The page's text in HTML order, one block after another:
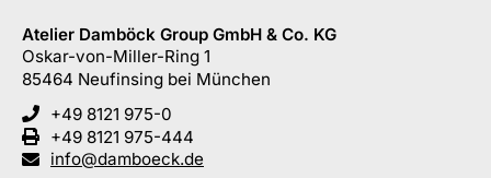
Atelier Damböck Group GmbH & Co. KG
Oskar-von-Miller-Ring 1
85464 Neufinsing bei München
+49 8121 975-0
+49 8121 975-444
info@damboeck.de